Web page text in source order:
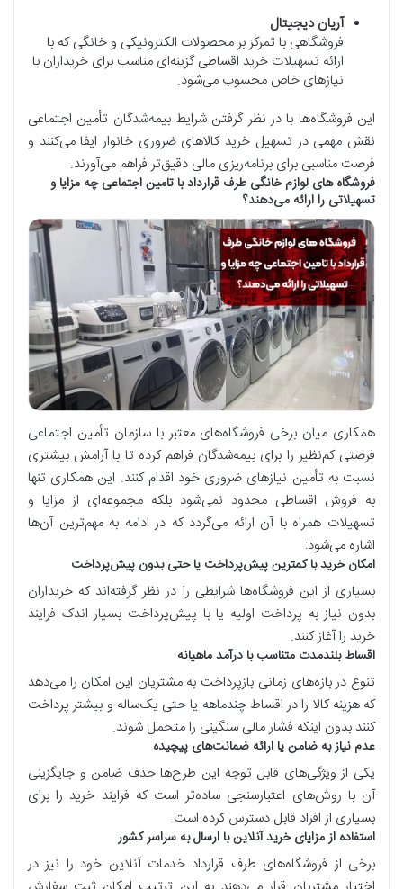
آریان دیجیتال
فروشگاهی با تمرکز بر محصولات الکترونیکی و خانگی که با
ارائه تسهیلات خرید اقساطی گزینه‌ای مناسب برای خریداران با
نیازهای خاص محسوب می‌شود.
این فروشگاه‌ها با در نظر گرفتن شرایط بیمه‌شدگان تأمین اجتماعی
نقش مهمی در تسهیل خرید کالاهای ضروری خانوار ایفا می‌کنند و
فرصت مناسبی برای برنامه‌ریزی مالی دقیق‌تر فراهم می‌آورند.
فروشگاه های لوازم خانگی طرف قرارداد با تامین اجتماعی چه مزایا و
تسهیلاتی را ارائه می‌دهند؟
همکاری میان برخی فروشگاه‌های معتبر با سازمان تأمین اجتماعی
فرصتی کم‌نظیر را برای بیمه‌شدگان فراهم کرده تا با آرامش بیشتری
نسبت به تأمین نیازهای ضروری خود اقدام کنند. این همکاری تنها
به فروش اقساطی محدود نمی‌شود بلکه مجموعه‌ای از مزایا و
تسهیلات همراه با آن ارائه می‌گردد که در ادامه به مهم‌ترین آن‌ها
اشاره می‌شود:
امکان خرید با کمترین پیش‌پرداخت یا حتی بدون پیش‌پرداخت
بسیاری از این فروشگاه‌ها شرایطی را در نظر گرفته‌اند که خریداران
بدون نیاز به پرداخت اولیه یا با پیش‌پرداخت بسیار اندک فرایند
خرید را آغاز کنند.
اقساط بلندمدت متناسب با درآمد ماهیانه
تنوع در بازه‌های زمانی بازپرداخت به مشتریان این امکان را می‌دهد
که هزینه کالا را در اقساط چندماهه یا حتی یک‌ساله و بیشتر پرداخت
کنند بدون اینکه فشار مالی سنگینی را متحمل شوند.
عدم نیاز به ضامن یا ارائه ضمانت‌های پیچیده
یکی از ویژگی‌های قابل توجه این طرح‌ها حذف ضامن و جایگزینی
آن با روش‌های اعتبارسنجی ساده‌تر است که فرایند خرید را برای
بسیاری از افراد قابل دسترس کرده است.
استفاده از مزایای خرید آنلاین با ارسال به سراسر کشور
برخی از فروشگاه‌های طرف قرارداد خدمات آنلاین خود را نیز در